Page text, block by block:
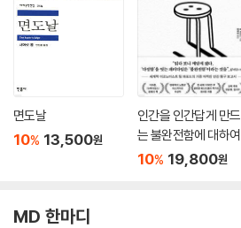
면도날
10% 13,500원
인간을 인간답게 만드
는 불완전함에 대하여
10% 19,800원
MD 한마디